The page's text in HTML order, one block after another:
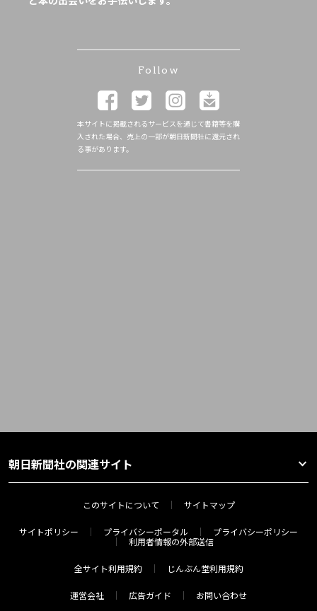
Follow
本サイトに掲載されるサービスを通じて書籍等を購
入された場合、売上の一部が朝日新聞社に還元され
る事があります。
朝日新聞社の関連サイト
このサイトについて サイトマップ
サイトポリシー プライバシーポータル
プライバシーポリシー
利用者情報の外部送信
全サイト利用規約 じんぶん堂利用規約
運営会社 広告ガイド お問い合わせ